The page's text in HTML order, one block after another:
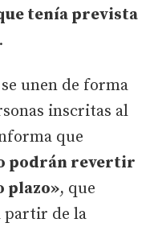
tenía prevista
.
unen de forma
inscritas al
que
podrán revertir
plazo», que
partir de la